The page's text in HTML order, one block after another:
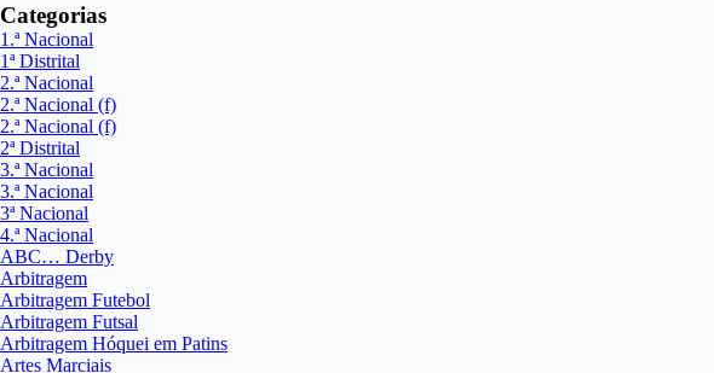
Categorias
1.ª Nacional
1ª Distrital
2.ª Nacional
2.ª Nacional (f)
2.ª Nacional (f)
2ª Distrital
3.ª Nacional
3.ª Nacional
3ª Nacional
4.ª Nacional
ABC… Derby
Arbitragem
Arbitragem Futebol
Arbitragem Futsal
Arbitragem Hóquei em Patins
Artes Marciais